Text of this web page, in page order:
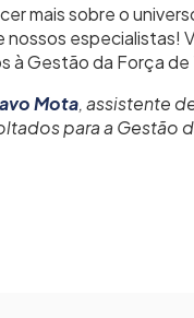
mais sobre o
nossos especialistas!
à Gestão da Força de
Mota, assistente
para a Gestão